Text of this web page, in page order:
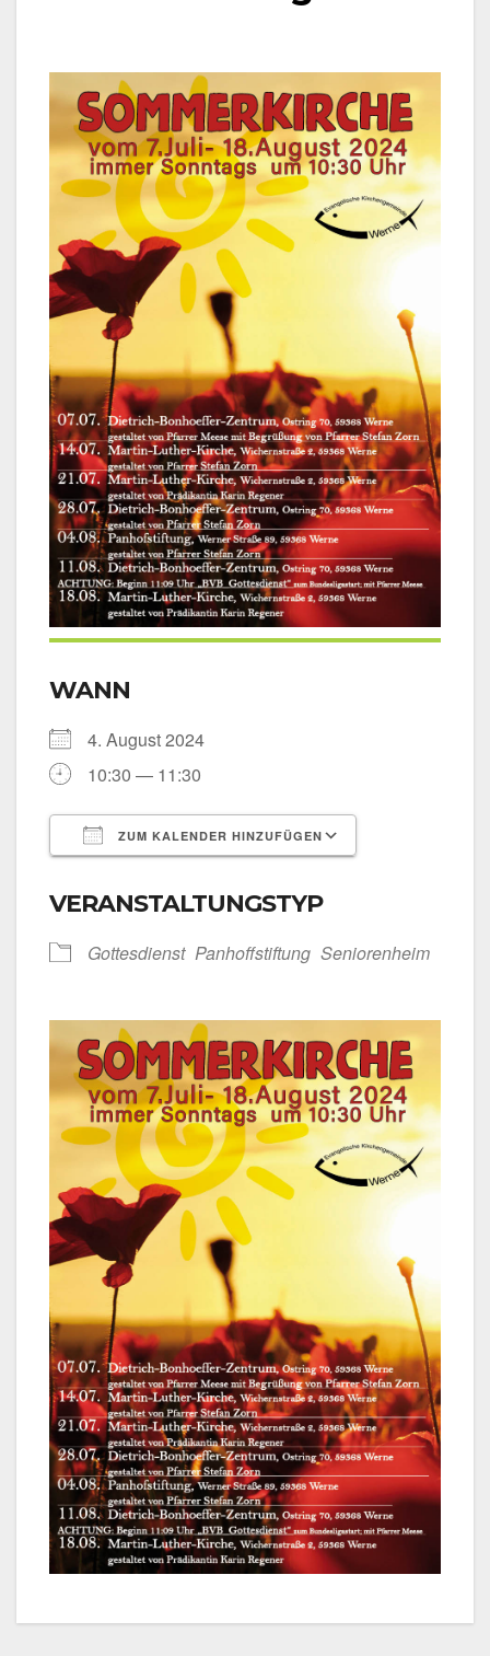
WANN
4. August 2024
10:30 — 11:30
ZUM KALENDER HINZUFÜGEN
VERANSTALTUNGSTYP
Got­tes­dienst Pan­hoff­stif­tung Senio­ren­heim